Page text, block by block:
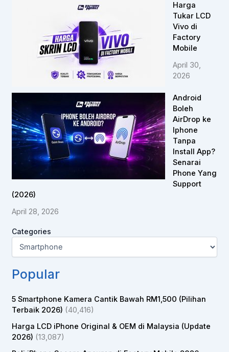
Harga
Tukar LCD
Vivo di
Factory
Mobile
April 30,
2026
Android
Boleh
AirDrop ke
Iphone
Tanpa
Install App?
Senarai
Phone Yang
Support
(2026)
April 28, 2026
Categories
Popular
5 Smartphone Kamera Cantik Bawah RM1,500 (Pilihan
Terbaik 2026) (40,416)
Harga LCD iPhone Original & OEM di Malaysia (Update
2026) (13,087)